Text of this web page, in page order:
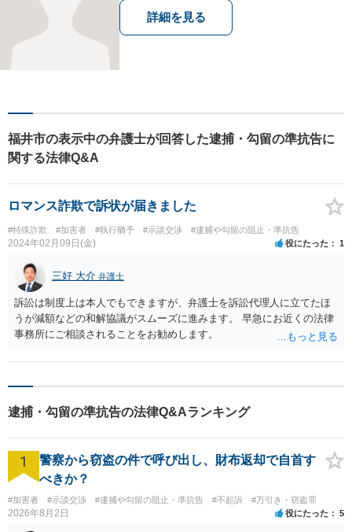
詳細を見る
福井市の表示中の弁護士が回答した逮捕・勾留の準抗告に
関する法律Q&A
ロマンス詐欺で訴状が届きました
#特殊詐欺 #加害者 #執行猶予 #示談交渉 #逮捕や勾留の阻止・準抗告
2024年02月09日(金) 役にたった 1
三好 大介 弁護士
訴訟は制度上は本人でもできますが、弁護士を訴訟代理人に立てたほ
うが減額などの和解協議がスムーズに進みます。 早急にお近くの法律
事務所にご相談されることをお勧めします。
逮捕・勾留の準抗告の法律Q&Aランキング
1
警察から窃盗の件で呼び出し、財布返却で自首す
べきか？
#加害者 #示談交渉 #逮捕や勾留の阻止・準抗告 #不起訴 #万引き・窃盗罪
2026年8月2日 役にたった 5